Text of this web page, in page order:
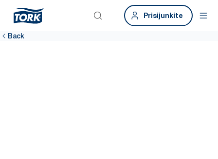
Prisijunkite
Back